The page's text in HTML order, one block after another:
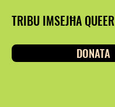
TRIBU IMSEJĦA QUEER
DONATA